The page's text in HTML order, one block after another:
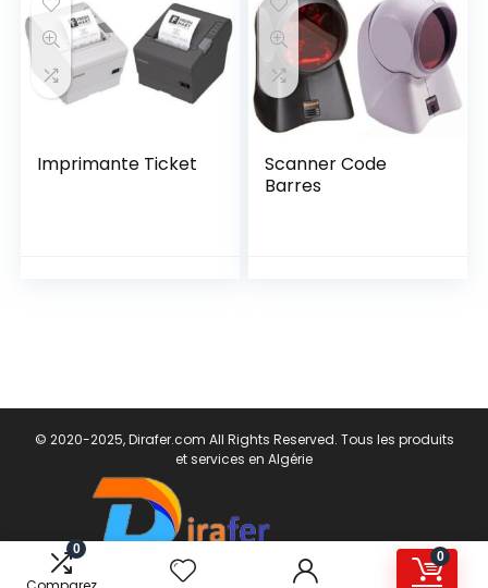
0
0
Imprimante Ticket
Scanner Code
Barres
© 2020-2025, Dirafer.com All Rights Reserved. Tous les produits
et services en Algérie